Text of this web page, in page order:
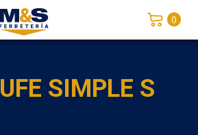
0
SIMPLE S